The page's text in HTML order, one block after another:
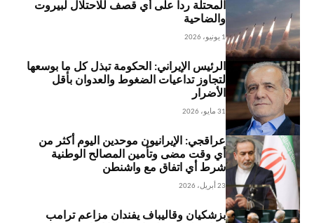
المحتلة ردا على أي قصف للاحتلال لبيروت
والضاحية
1 يونيو، 2026
الرئيس الإيراني: الحكومة تبذل كل ما بوسعها
لتجاوز تداعيات الضغوط والعدوان بأقل
الأضرار
31 مايو، 2026
عراقجي: الإيرانيون موحدين اليوم أكثر من
أي وقت مضى وتأمين المصالح الوطنية
شرط أي اتفاق مع واشنطن
23 أبريل، 2026
بزشكيان وقاليباف يفندان مزاعم ترامب